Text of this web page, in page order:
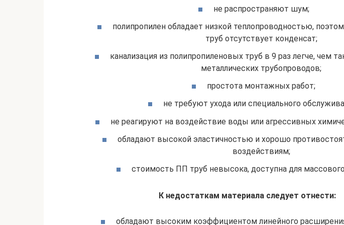
не распространяют шум;
полипропилен обладает низкой теплопроводностью,
труб отсутствует конденсат;
канализация из полипропиленовых труб в 9 раз легче, чем
металлических трубопроводов;
простота монтажных работ;
не требуют ухода или специального
не реагируют на воздействие воды или агрессивных
обладают высокой эластичностью и хорошо
воздействиям;
стоимость ПП труб невысока, доступна для массового
К недостаткам материала следует отнести:
обладают высоким коэффициентом линейного